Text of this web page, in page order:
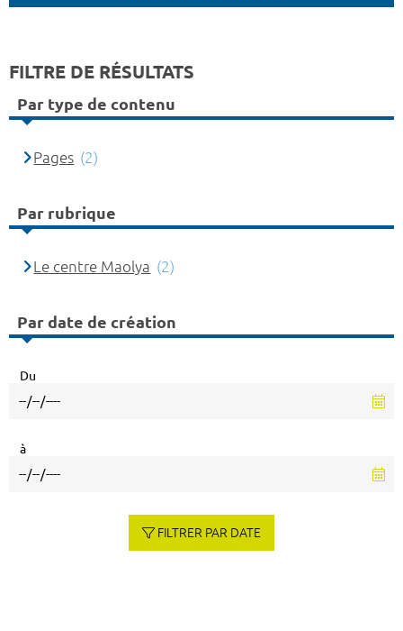
FILTRE DE RÉSULTATS
Par type de contenu
Pages (2)
Par rubrique
Le centre Maolya (2)
Par date de création
Du
à
FILTRER PAR DATE